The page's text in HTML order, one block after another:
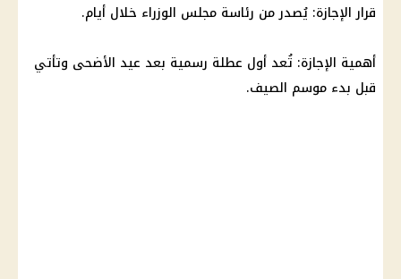
قرارالإجازة: يُصدر من رئاسة مجلس الوزراء خلال أيام.
أهمية الإجازة: تُعد أول عطلة رسمية بعد عيد الأضحى وتأتي
قبل بدء موسم الصيف.